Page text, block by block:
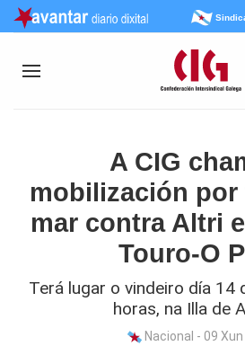
A CIG
mobilización por
mar contra Altri
Touro-O
Terá lugar o vindeiro día 14
horas, na Illa de
Nacional - 09